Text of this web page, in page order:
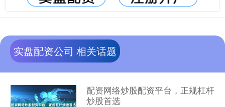
实盘配资公司 相关话题
配资网络炒股配资平台，正规杠杆
炒股首选